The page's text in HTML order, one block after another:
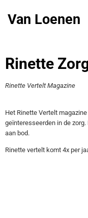
Van Loenen
Rinette
Rinette Vertelt Magazine
Het Rinette Vertelt
geïnteresseerden in de
aan bod.
Rinette vertelt komt 4x per